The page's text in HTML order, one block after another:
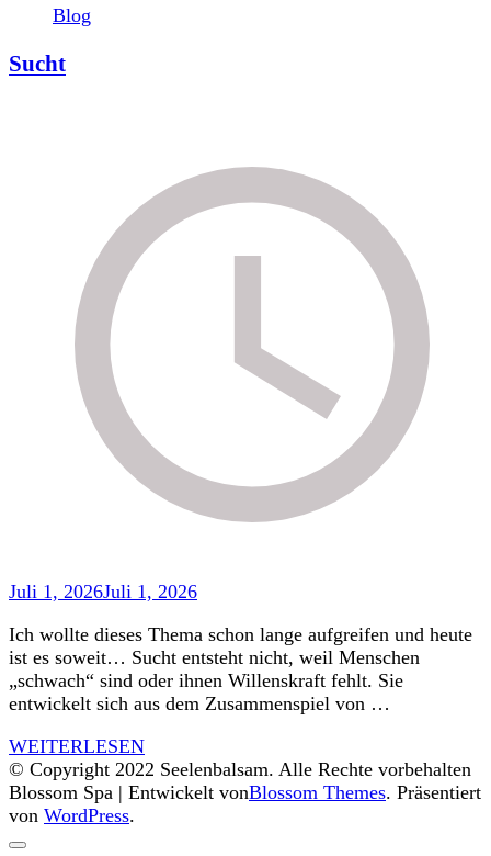
Blog
Sucht
Juli 1, 2026Juli 1, 2026
Ich wollte dieses Thema schon lange aufgreifen und heute
ist es soweit… Sucht entsteht nicht, weil Menschen
„schwach“ sind oder ihnen Willenskraft fehlt. Sie
entwickelt sich aus dem Zusammenspiel von …
WEITERLESEN
© Copyright 2022 Seelenbalsam. Alle Rechte vorbehalten
Blossom Spa | Entwickelt vonBlossom Themes. Präsentiert
von WordPress.